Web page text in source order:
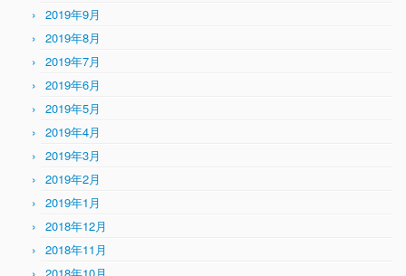
2019年9月
2019年8月
2019年7月
2019年6月
2019年5月
2019年4月
2019年3月
2019年2月
2019年1月
2018年12月
2018年11月
2018年10月